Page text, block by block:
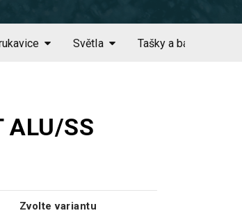
Světla Tašky a batohy
ALU/SS
Zvolte variantu